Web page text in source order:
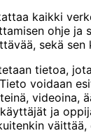
kaikki
ohje ja
sekä
tietoa,
voidaan
videoina,
ja